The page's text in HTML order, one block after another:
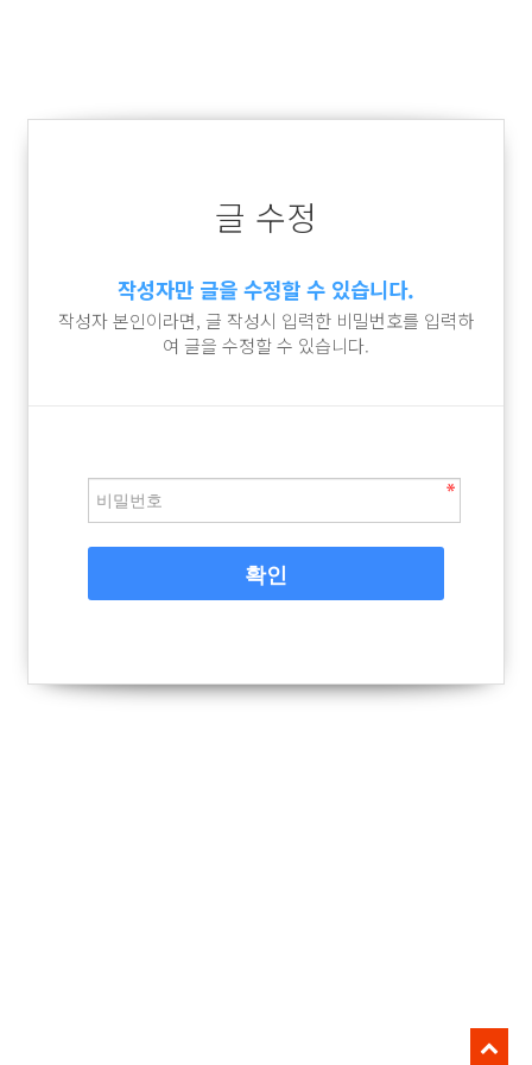
글 수정
작성자만 글을 수정할 수 있습니다.
작성자 본인이라면, 글 작성시 입력한 비밀번호를 입력하
여 글을 수정할 수 있습니다.